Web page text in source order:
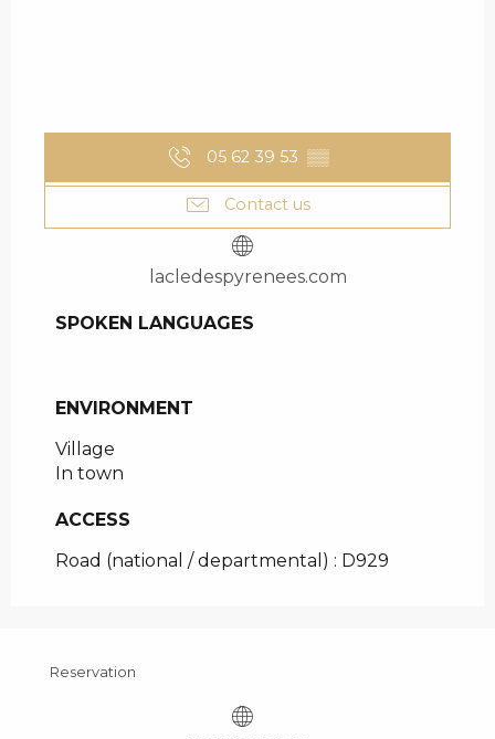
05 62 39 53 ▒▒
Contact us
lacledespyrenees.com
SPOKEN LANGUAGES
SPOKEN LANGUAGES
ENVIRONMENT
ENVIRONMENT
Village
In town
ACCESS
ACCESS
Road (national / departmental) : D929
Reservation